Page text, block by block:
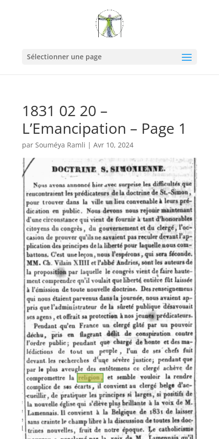
Sélectionner une page
1831 02 20 –
L’Emancipation – Page 1
par Souméya Ramli | Avr 10, 2024